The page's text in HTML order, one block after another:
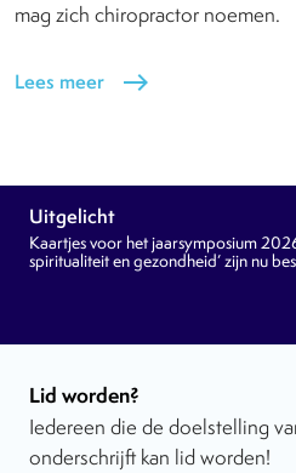
mag zich chiropractor noemen.
Lees meer east
Uitgelicht
Kaartjes voor het jaarsymposium
spiritualiteit en gezondheid’ zijn nu
Lid worden?
Iedereen die de doelstelling
onderschrijft kan lid worden!